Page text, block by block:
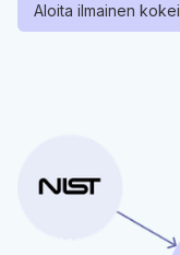
Aloita ilmainen